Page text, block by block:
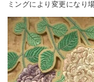
ミングにより変更になり